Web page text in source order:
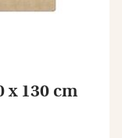
x 130 cm